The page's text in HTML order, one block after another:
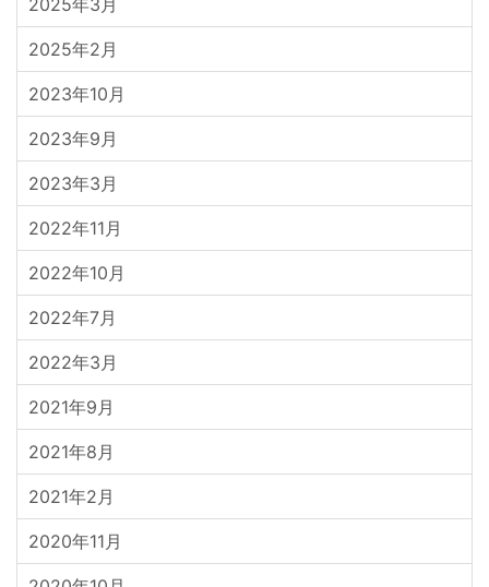
2025年3月
2025年2月
2023年10月
2023年9月
2023年3月
2022年11月
2022年10月
2022年7月
2022年3月
2021年9月
2021年8月
2021年2月
2020年11月